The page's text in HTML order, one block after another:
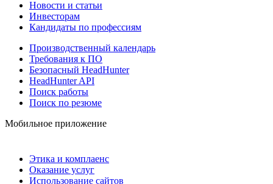
Новости и статьи
Инвесторам
Кандидаты по профессиям
Производственный календарь
Требования к ПО
Безопасный HeadHunter
HeadHunter API
Поиск работы
Поиск по резюме
Мобильное приложение
Этика и комплаенс
Оказание услуг
Использование сайтов